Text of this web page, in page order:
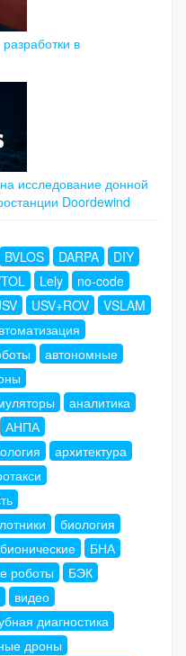
в
исследование донной
Doordewind
BVLOS DARPA
DIY
Lely
no-code
USV+ROV
VSLAM
автономные
аналитика
АНПА
архитектура
биология
бионические
БНА
роботы
БЭК
видео
диагностика
дроны